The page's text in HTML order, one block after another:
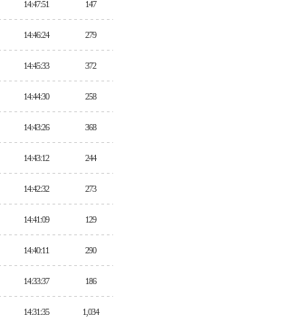
14:47:51 147
14:46:24 279
14:45:33 372
14:44:30 258
14:43:26 368
14:43:12 244
14:42:32 273
14:41:09 129
14:40:11 290
14:33:37 186
14:31:35 1,034